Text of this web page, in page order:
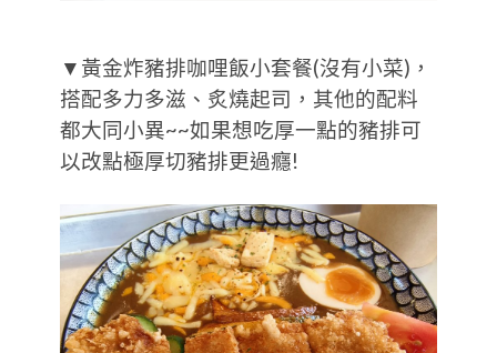
▼黃金炸豬排咖哩飯小套餐(沒有小菜)，
搭配多力多滋、炙燒起司，其他的配料
都大同小異~~如果想吃厚一點的豬排可
以改點極厚切豬排更過癮!